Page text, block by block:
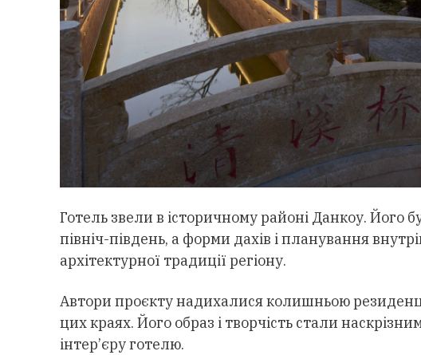
Готель звели в історичному районі Данкоу. Його
північ-південь, а форми дахів і планування
архітектурної традиції регіону.
Автори проєкту надихалися колишньою
цих краях. Його образ і творчість стали
інтер’єру готелю.